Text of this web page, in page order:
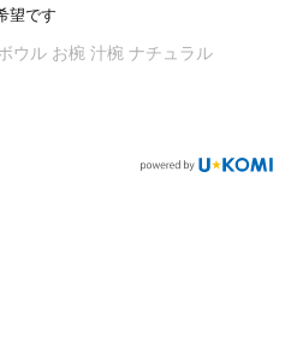
望です
ウル お椀 汁椀 ナチュラル